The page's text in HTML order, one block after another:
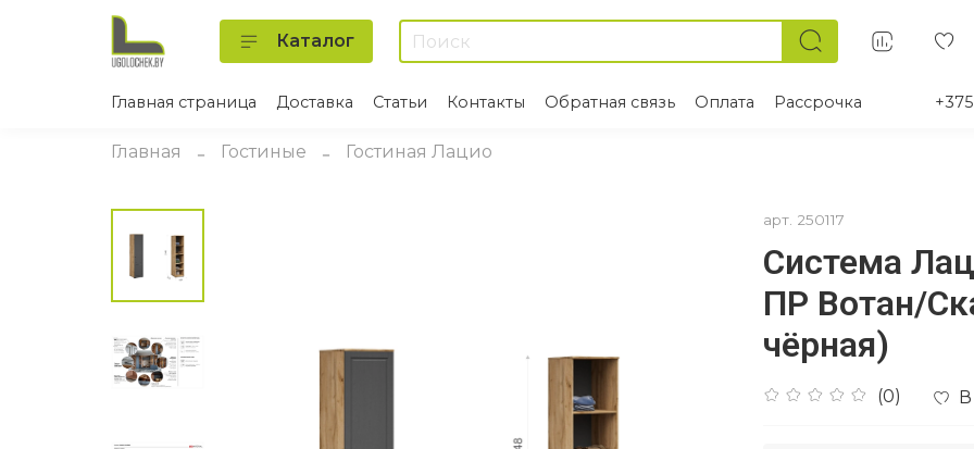
Каталог
Главная страница Доставка Статьи Контакты Обратная связь Оплата Рассрочка
Главная Гостиные Гостиная Лацио
арт. 250117
Система
ПР Вотан/
чёрная)
(0)